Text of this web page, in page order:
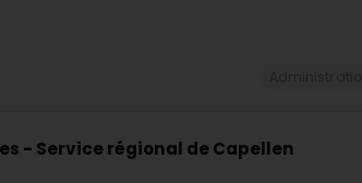
- Service régional de Capellen